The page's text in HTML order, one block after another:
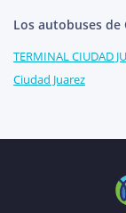
Los autobuses de
TERMINAL CIUDAD
Ciudad Juarez